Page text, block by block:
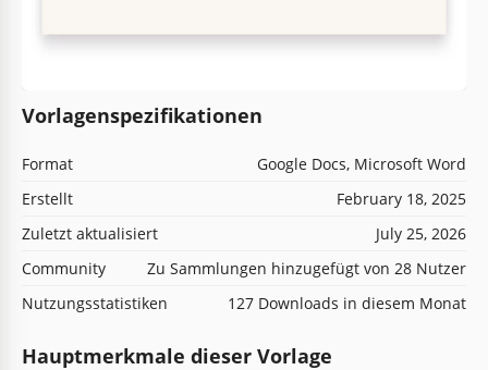
Vorlagenspezifikationen
Format
Google Docs, Microsoft Word
Erstellt
February 18, 2025
Zuletzt aktualisiert
July 25, 2026
Community
Zu Sammlungen hinzugefügt von 28 Nutzer
Nutzungsstatistiken
127 Downloads in diesem Monat
Hauptmerkmale dieser Vorlage